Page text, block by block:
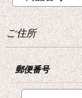
ご住所
郵便番号